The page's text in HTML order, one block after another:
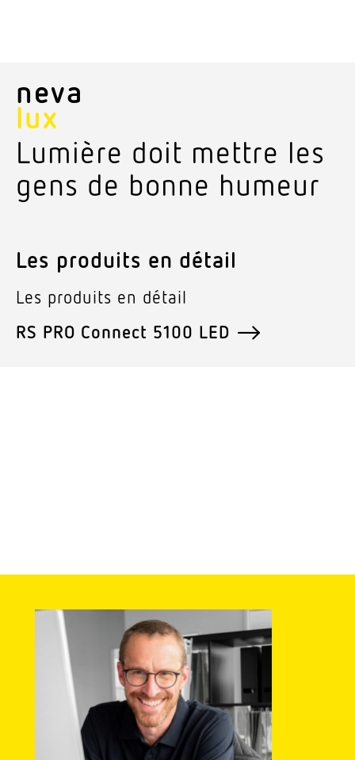
neva
lux
Lumière doit mettre les
gens de bonne humeur
Les produits en détail
Les produits en détail
RS PRO Connect 5100 LED